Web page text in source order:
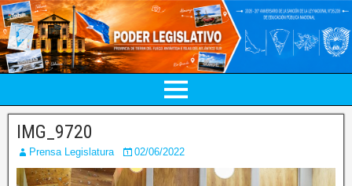
IMG_9720
Prensa Legislatura 02/06/2022